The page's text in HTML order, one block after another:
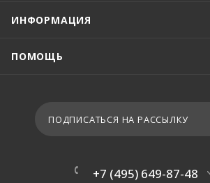
ИНФОРМАЦИЯ
ПОМОЩЬ
ПОДПИСАТЬСЯ НА РАССЫЛКУ
+7 (495) 649-87-48